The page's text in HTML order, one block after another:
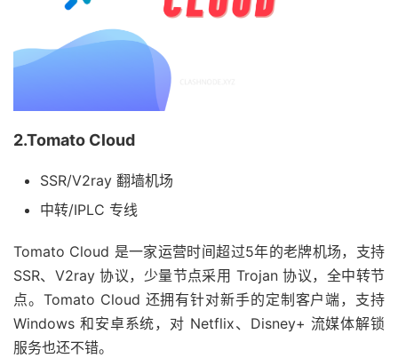
2.Tomato Cloud
SSR/V2ray 翻墙机场
中转/IPLC 专线
Tomato Cloud 是一家运营时间超过5年的老牌机场，支持
SSR、V2ray 协议，少量节点采用 Trojan 协议，全中转节
点。Tomato Cloud 还拥有针对新手的定制客户端，支持
Windows 和安卓系统，对 Netflix、Disney+ 流媒体解锁
服务也还不错。